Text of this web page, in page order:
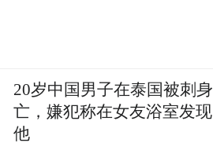
20岁中国男子在泰国被刺身
亡，嫌犯称在女友浴室发现
他